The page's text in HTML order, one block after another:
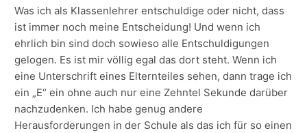
Was ich als Klassenlehrer entschuldige oder nicht, dass
ist immer noch meine Entscheidung! Und wenn ich
ehrlich bin sind doch sowieso alle Entschuldigungen
gelogen. Es ist mir völlig egal das dort steht. Wenn ich
eine Unterschrift eines Elternteiles sehen, dann trage ich
ein „E“ ein ohne auch nur eine Zehntel Sekunde darüber
nachzudenken. Ich habe genug andere
Herausforderungen in der Schule als das ich für so einen